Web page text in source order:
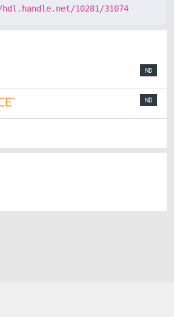
10281/31074
ND
ND